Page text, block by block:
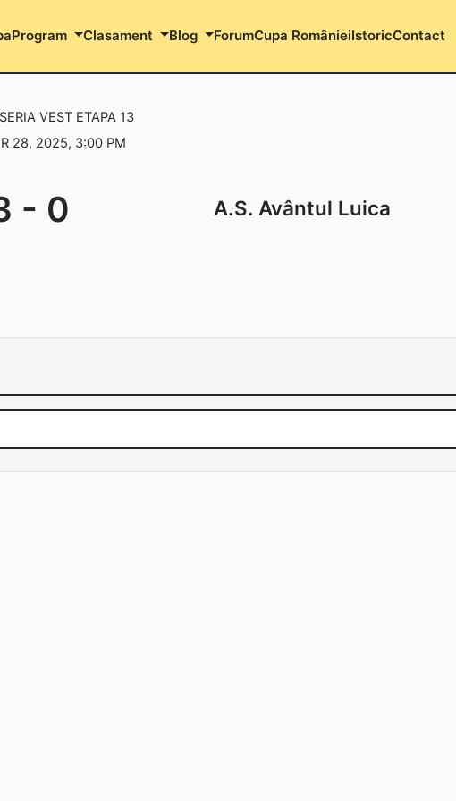
Program Clasament Blog ForumCupa RomânieiIstoricContact
VEST ETAPA 13
28, 2025, 3:00 PM
- 0 A.S. Avântul Luica